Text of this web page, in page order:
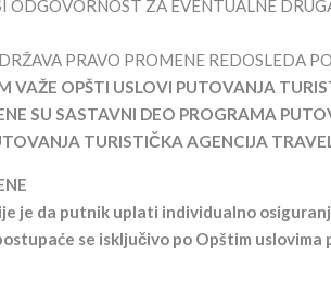
ODGOVORNOST ZA EVENTUALNE
PRAVO PROMENE REDOSLEDA
VAŽE OPŠTI USLOVI PUTOVANJA
SU SASTAVNI DEO PROGRAMA
TURISTIČKA AGENCIJA
je da putnik uplati individualno
se isključivo po Opštim uslovima